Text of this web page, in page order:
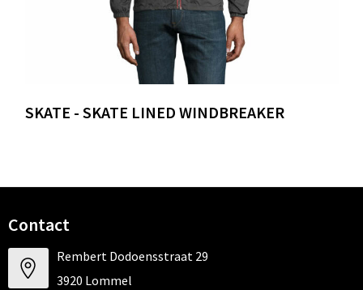
SKATE - SKATE LINED WINDBREAKER
Contact
Rembert Dodoensstraat 29
3920 Lommel